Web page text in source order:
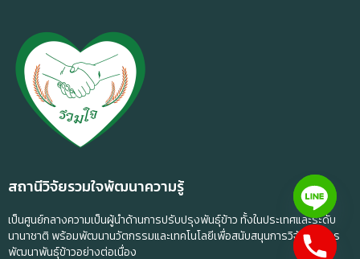
สถานีวิจัยรวมใจพัฒนาความรู้
เป็นศูนย์กลางความเป็นผู้นำด้านการปรับปรุงพันธุ์ข้าว ทั้งในประเทศและระดับ
นานาชาติ พร้อมพัฒนานวัตกรรมและเทคโนโลยีเพื่อสนับสนุนการวิจัยและการ
พัฒนาพันธุ์ข้าวอย่างต่อเนื่อง